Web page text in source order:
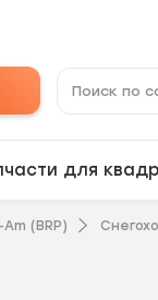
для
(BRP)